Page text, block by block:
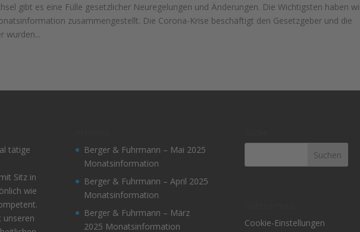
gibt es eine Fülle gesetzlicher Neuregelungen und Änderungen. Die Wichtigsten haben
zusammengestellt. Die Corona-Krise beschäftigt den Gesetzgeber und die
wurden...
tätige
Sitz in
wie
unseren
Berger & Fuhrmann – Mai 2025
Monatsinformation
Berger & Fuhrmann – April 2025
Monatsinformation
Berger & Fuhrmann – März
2025 Monatsinformation
Cookie-Einstellungen